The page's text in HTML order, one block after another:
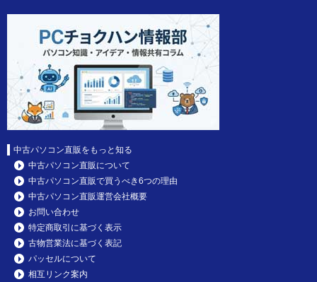
中古パソコン直販をもっと知る
中古パソコン直販について
中古パソコン直販で買うべき6つの理由
中古パソコン直販運営会社概要
お問い合わせ
特定商取引に基づく表示
古物営業法に基づく表記
パッセルについて
相互リンク案内